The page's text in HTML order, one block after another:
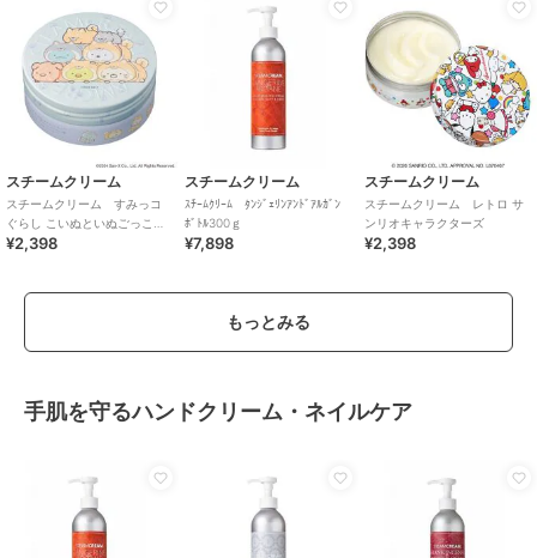
スチームクリーム
スチームクリーム すみっコ
ぐらし こいぬといぬごっこ
75g
¥2,398
スチームクリーム
ｽﾁｰﾑｸﾘｰﾑ ﾀﾝｼﾞｪﾘﾝｱﾝﾄﾞｱﾙｶﾞﾝ
ﾎﾞﾄﾙ300ｇ
¥7,898
スチームクリーム
スチームクリーム レトロ サ
ンリオキャラクターズ
¥2,398
もっとみる
手肌を守るハンドクリーム・ネイルケア